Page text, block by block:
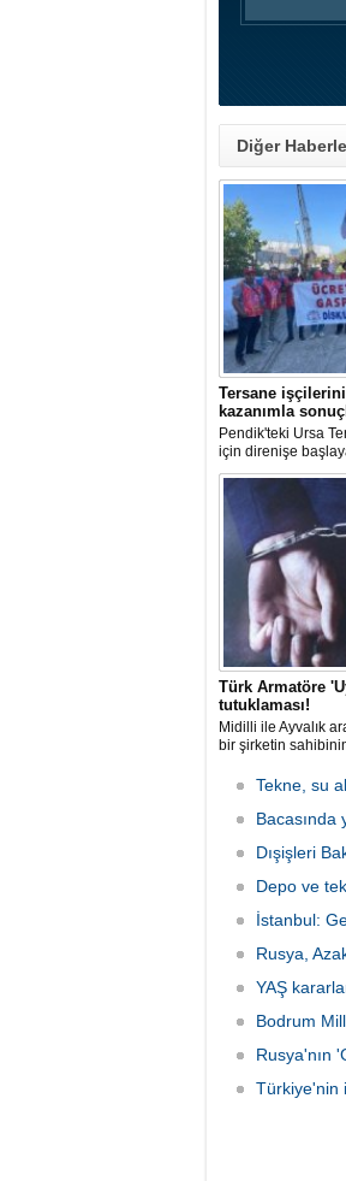
Diğer
Tersane
kazanımla
Pendik'teki Ursa
için direnişe
işçinin mücadelesi
arabulucu
alacakların
Sendika, sözlerin
direnişin
Türk Armatöre
tutuklaması!
Midilli ile Ayvalık
bir şirketin
Tekne, su
Bacasında
Dışişleri
Depo ve
İstanbul:
Rusya,
YAŞ
Bodrum
Rusya'nın
Türkiye'nin